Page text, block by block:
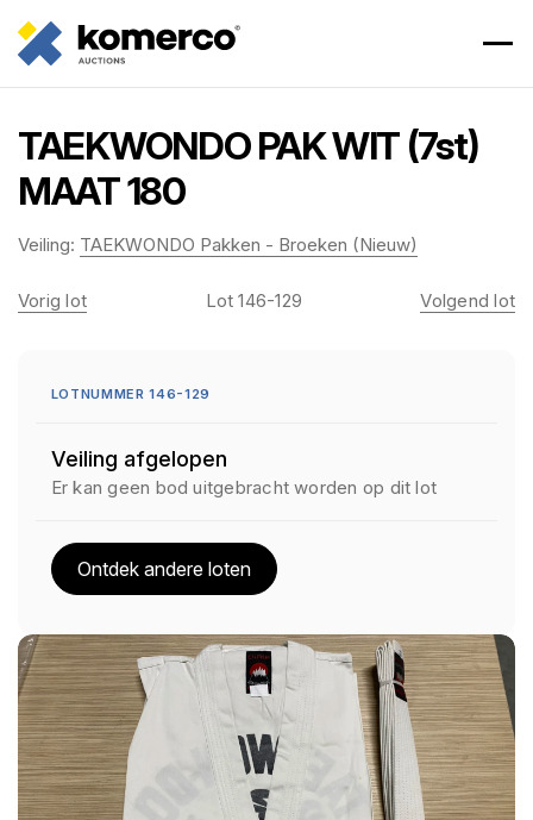
TAEKWONDO PAK WIT (7st)
MAAT 180
Veiling: TAEKWONDO Pakken - Broeken (Nieuw)
Vorig lot Lot 146-129 Volgend lot
LOTNUMMER 146-129
Veiling afgelopen
Er kan geen bod uitgebracht worden op dit lot
Ontdek andere loten